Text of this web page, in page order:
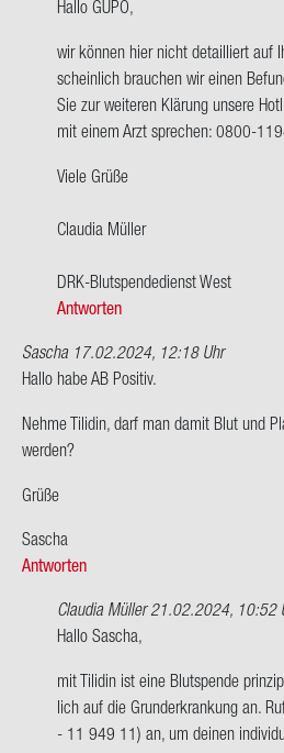
Ant­
auf
Hallo,
ich
habe
Blut­
pe…
GUPO
Hallo GUPO,
wir kön­nen hier nicht de­tail­liert auf
schein­lich brau­chen wir einen
Sie zur wei­te­ren Klä­rung un­se­re
mit einem Arzt spre­chen: 0800-​
Viele Grüße
Clau­dia Mül­ler
DRK-​Blutspendedienst West
Antworten
Sascha17.02.2024, 12:18 Uhr
Hallo habe AB Po­si­tiv.
Nehme Ti­li­din, darf man damit Blut und
wer­den?
Grüße
Sa­scha
Antworten
Claudia Müller21.02.2024, 10:52
Ant­
auf
Hallo
habe
Hallo Sa­scha,
mit Ti­li­din ist eine Blut­spen­de
lich auf die Grund­er­kran­kung an.
- 11 949 11) an, um dei­nen